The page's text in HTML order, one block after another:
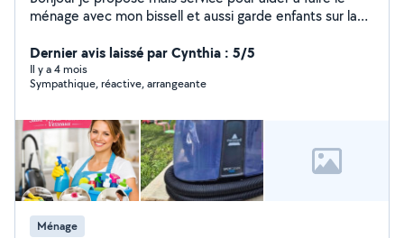
ménage avec mon bissell et aussi garde enfants sur la
personne sérieuse et motivée n'hésitez a me
contacter »
Dernier avis laissé par Cynthia : 5/5
Il y a 4 mois
Sympathique, réactive, arrangeante
Ménage